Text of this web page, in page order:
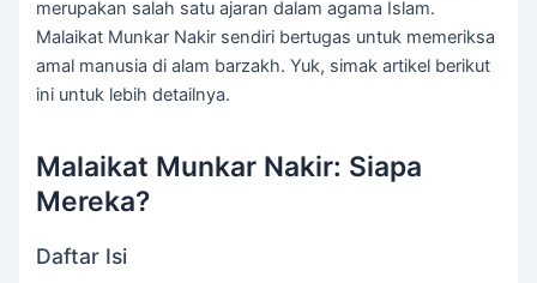
merupakan salah satu ajaran dalam agama Islam.
Malaikat Munkar Nakir sendiri bertugas untuk memeriksa
amal manusia di alam barzakh. Yuk, simak artikel berikut
ini untuk lebih detailnya.
Malaikat Munkar Nakir: Siapa
Mereka?
Daftar Isi